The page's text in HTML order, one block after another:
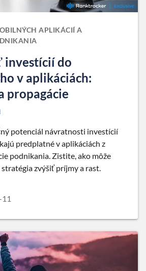
APLIKÁCIÍ A
investícií do
v aplikáciách:
propagácie
potenciál návratnosti investícií
predplatné v aplikáciách z
podnikania. Zistite, ako môže
zvýšiť príjmy a rast.